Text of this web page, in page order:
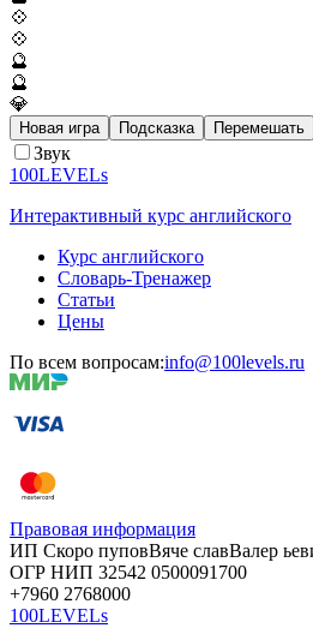
💠
💠
🔮
🔮
💎
Новая игра Подсказка Перемешать
Звук
100LEVELs
Интерактивный курс английского
Курс английского
Словарь-Тренажер
Статьи
Цены
По всем вопросам:info@100levels.ru
Правовая информация
ИП Скоро пуповВяче славВалер
ОГР НИП 32542 0500091700
+7960 2768000
100LEVELs